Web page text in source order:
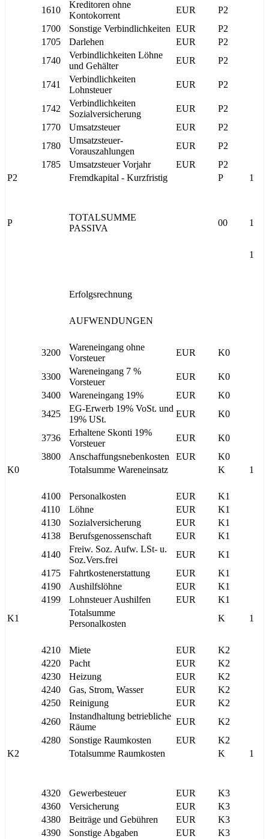
1610
Kreditoren ohne
Kontokorrent
EUR
P2
1700
Sonstige Verbindlichkeiten EUR
P2
1705
Darlehen EUR
P2
1740
Verbindlichkeiten Löhne
und Gehälter
EUR P2
1741
Verbindlichkeiten
Lohnsteuer
EUR P2
1742
Verbindlichkeiten
Sozialversicherung
EUR
P2
1770
Umsatzsteuer EUR
P2
1780
Umsatzsteuer-
Vorauszahlungen
EUR
P2
1785
Umsatzsteuer Vorjahr EUR
P2
P2
Fremdkapital - Kurzfristig P 1
P
TOTALSUMME
PASSIVA
00 1
1
Erfolgsrechnung
AUFWENDUNGEN
3200
Wareneingang ohne
Vorsteuer
EUR K0
3300
Wareneingang 7 %
Vorsteuer
EUR
K0
3400
Wareneingang 19% EUR
K0
3425
EG-Erwerb 19% VoSt. und
19% USt.
EUR K0
3736
Erhaltene Skonti 19%
Vorsteuer
EUR
K0
3800
Anschaffungsnebenkosten EUR
K0
K0
Totalsumme Wareneinsatz K 1
4100 Personalkosten EUR
K1
4110
Löhne EUR
K1
4130
Sozialversicherung EUR
K1
4138
Berufsgenossenschaft EUR
K1
4140
Freiw. Soz. Aufw. LSt- u.
Soz.Vers.frei
EUR
K1
4175
Fahrtkostenerstattung EUR
K1
4190
Aushilfslöhne EUR
K1
4199
Lohnsteuer Aushilfen EUR
K1
K1
Totalsumme
Personalkosten
K 1
4210 Miete EUR
K2
4220
Pacht EUR
K2
4230
Heizung EUR
K2
4240
Gas, Strom, Wasser EUR
K2
4250
Reinigung EUR
K2
4260
Instandhaltung betriebliche
Räume
EUR
K2
4280
Sonstige Raumkosten EUR
K2
K2
Totalsumme Raumkosten K 1
4320 Gewerbesteuer EUR
K3
4360
Versicherung EUR
K3
4380
Beiträge und Gebühren EUR
K3
4390
Sonstige Abgaben EUR
K3